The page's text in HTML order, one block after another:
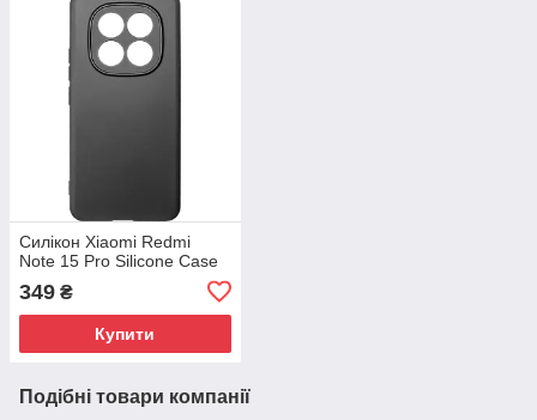
Силікон Xiaomi Redmi
Note 15 Pro Silicone Case
349 ₴
Купити
Подібні товари компанії